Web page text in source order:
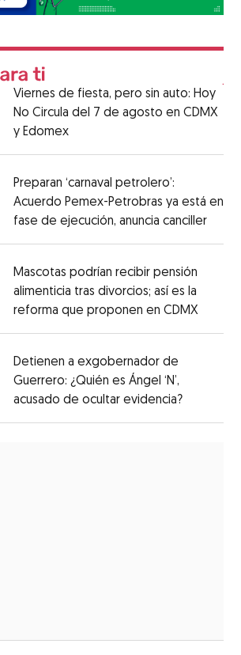
Viernes de fiesta, pero sin auto: Hoy
No Circula del 7 de agosto en CDMX
y Edomex
Preparan ‘carnaval petrolero’:
Acuerdo Pemex-Petrobras ya está en
fase de ejecución, anuncia canciller
Mascotas podrían recibir pensión
alimenticia tras divorcios; así es la
reforma que proponen en CDMX
Detienen a exgobernador de
Guerrero: ¿Quién es Ángel ‘N’,
acusado de ocultar evidencia?